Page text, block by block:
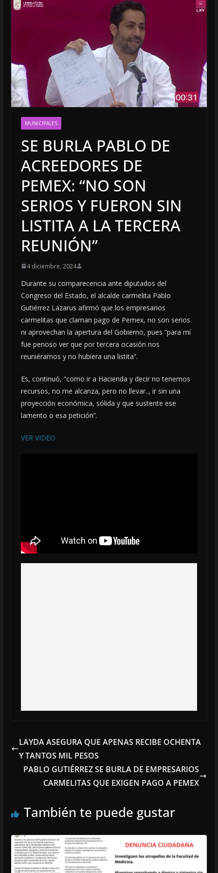
MUNICIPALES
SE BURLA PABLO DE
ACREEDORES DE
PEMEX: “NO SON
SERIOS Y FUERON SIN
LISTITA A LA TERCERA
REUNIÓN”
4 diciembre, 2024
Durante su comparecencia ante diputados del
Congreso del Estado, el alcalde carmelita Pablo
Gutiérrez Lazarus afirmó que los empresarios
carmelitas que claman pago de Pemex, no son serios
ni aprovechan la apertura del Gobierno, pues “para mí
fue penoso ver que por tercera ocasión nos
reuniéramos y no hubiera una listita”.
Es, continuó, “como ir a Hacienda y decir no tenemos
recursos, no me alcanza, pero no llevar.., ir sin una
proyección económica, sólida y que sustente ese
lamento o esa petición”.
VER VIDEO
LAYDA ASEGURA QUE APENAS RECIBE OCHENTA
Y TANTOS MIL PESOS
PABLO GUTIÉRREZ SE BURLA DE EMPRESARIOS
CARMELITAS QUE EXIGEN PAGO A PEMEX
También te puede gustar